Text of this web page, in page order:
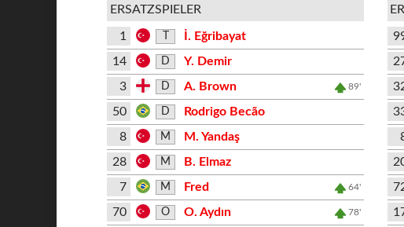
ERSATZSPIELER
1
İ. Eğribayat
14
D
Y. Demir
3
D A. Brown 89'
50 D
Rodrigo Becão
8
M
M. Yandaş
28
M
B. Elmaz
7
M Fred 64'
70 O O. Aydın 78'